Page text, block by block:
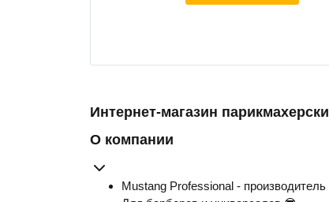
Интернет-магазин
О компании
Mustang Professional -